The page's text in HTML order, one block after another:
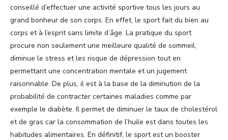
conseillé d’effectuer une activité sportive tous les jours au
grand bonheur de son corps. En effet, le sport fait du bien au
corps et à l’esprit sans limite d’âge. La pratique du sport
procure non seulement une meilleure qualité de sommeil,
diminue le stress et les risque de dépression tout en
permettant une concentration mentale et un jugement
raisonnable. De plus, il est à la base de la diminution de la
probabilité de contracter certaines maladies comme par
exemple le diabète. Il permet de diminuer le taux de cholestérol
et de gras car la consommation de l’huile est dans toutes les
habitudes alimentaires. En définitif, le sport est un booster